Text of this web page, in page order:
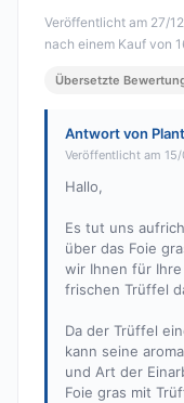
Veröffentlicht am 27/
nach einem Kauf von
Übersetzte
Antwort von
Veröffentlicht am
Hallo,
Es tut uns
über das Foie
wir Ihnen für
frischen Trüffel
Da der Trüffel
kann seine
und Art der
Foie gras mit